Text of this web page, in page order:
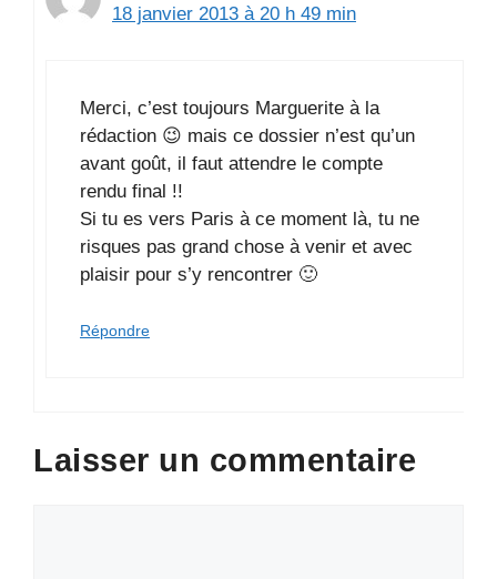
18 janvier 2013 à 20 h 49 min
Merci, c’est toujours Marguerite à la
rédaction 😉 mais ce dossier n’est qu’un
avant goût, il faut attendre le compte
rendu final !!
Si tu es vers Paris à ce moment là, tu ne
risques pas grand chose à venir et avec
plaisir pour s’y rencontrer 🙂
Répondre
Laisser un commentaire